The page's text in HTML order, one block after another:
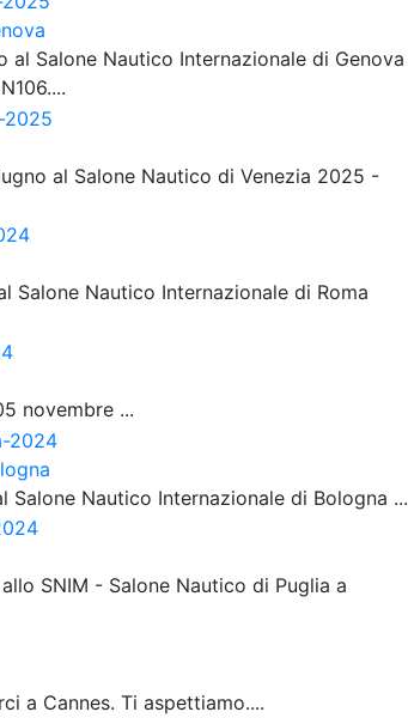
Salone Nautico Internazionale di Genova
al Salone Nautico di Venezia 2025 -
Salone Nautico Internazionale di Roma
novembre ...
Nautico Internazionale di Bologna ...
SNIM - Salone Nautico di Puglia a
a Cannes. Ti aspettiamo....